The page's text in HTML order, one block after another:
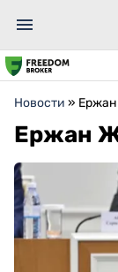
Новости »
Ержан